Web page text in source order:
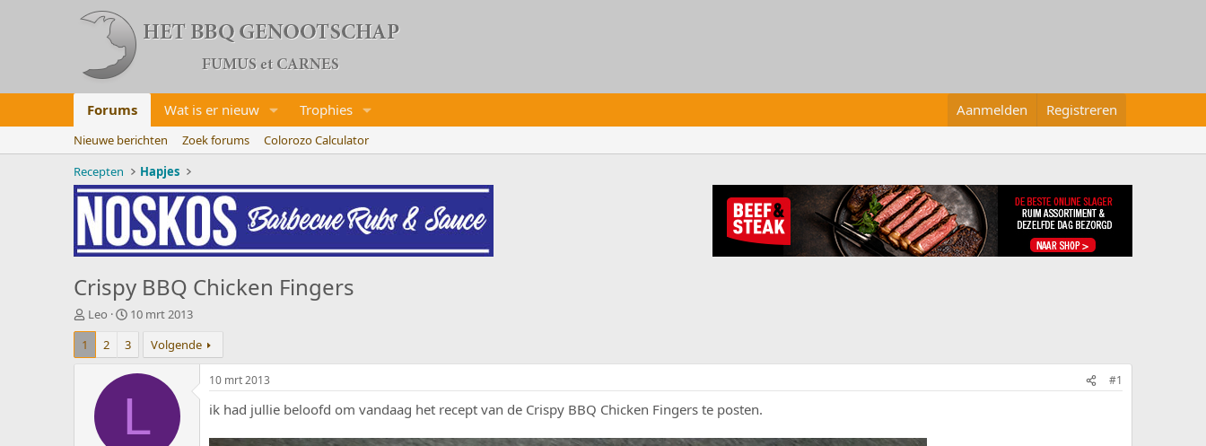
Forums Wat is er nieuw Trophies Aanmelden Registreren
Nieuwe berichten Zoek forums
Colorozo Calculator
Recepten
Hapjes
Crispy BBQ Chicken Fingers
O
n
e
Leo
S
a
r
t
t
10 mrt 2013
1
2 3 Volgende
L
10 mrt 2013 #1
ik had jullie beloofd om vandaag het recept van de Crispy BBQ Chicken Fingers te posten.